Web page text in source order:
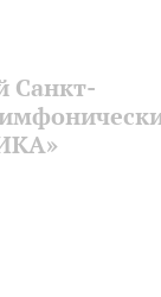
Санкт-